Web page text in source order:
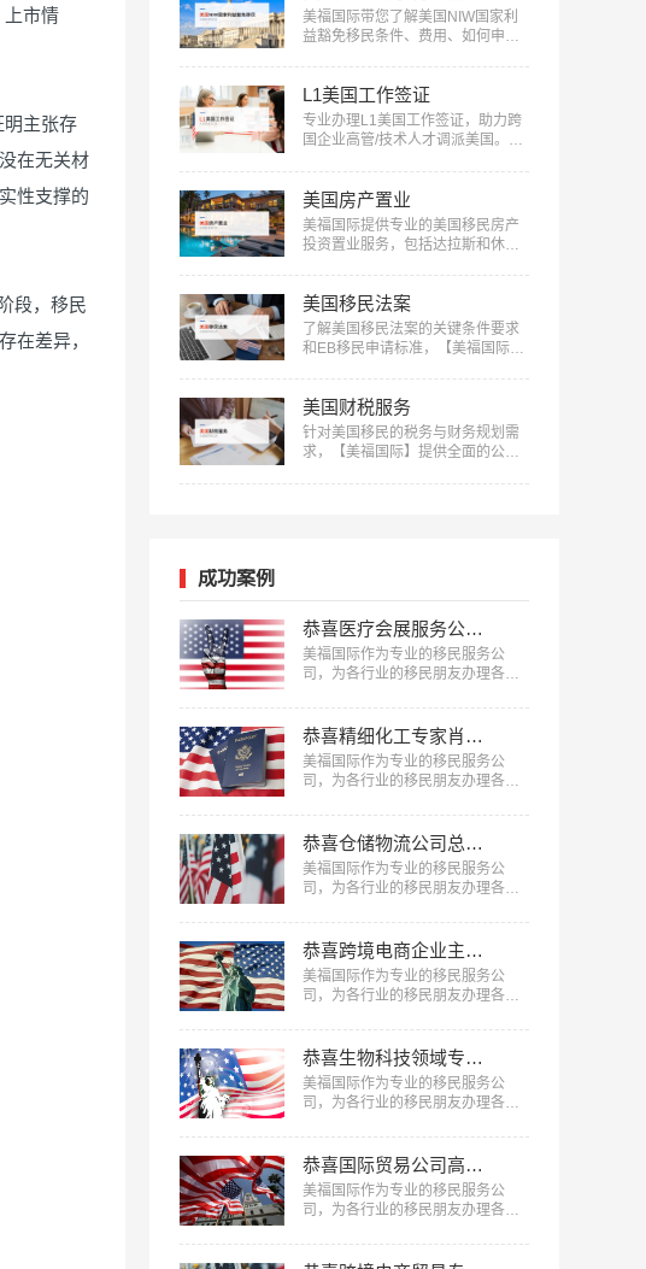
上市情
主张存
在无关材
性支撑的
段，移民
在差异，
美福国际带您了解美国NIW国家利
益豁免移民条件、费用、如何申请
L1美国工作签证
专业办理L1美国工作签证，助力跨
国企业高管/技术人才调派美国。美
等。立即咨询：400-001-0063，开
启您的跨国职业之旅！…
美国房产置业
美福国际提供专业的美国移民房产
投资置业服务，包括达拉斯和休斯
产增值：400-001-0063…
美国移民法案
了解美国移民法案的关键条件要求
和EB移民申请标准，【美福国际】
美国财税服务
针对美国移民的税务与财务规划需
求，【美福国际】提供全面的公司
成功案例
恭喜医疗会展服务公司企业主蔡先生获批美国L1签证！
美福国际作为专业的移民服务公
司，为各行业的移民朋友办理各种
下面就为大家分享医疗会展服务公
司企业主蔡先生获批美国L1签证成
功案例。…
恭喜精细化工专家肖先生获批美国EB-1A移民！
美福国际作为专业的移民服务公
司，为各行业的移民朋友办理各种
为大家分享精细化工专家肖先生获
批美国EB-1A移民成功案例。…
恭喜仓储物流公司总监陈先生获批美国L1签证！
美福国际作为专业的移民服务公
司，为各行业的移民朋友办理各种
下面就为大家分享仓储物流公司总
监陈先生获批美国L1签证成功案
例。…
恭喜跨境电商企业主郑女士获批美国L1签证！
美福国际作为专业的移民服务公
司，为各行业的移民朋友办理各种
下面就为大家分享跨境电商企业主
郑女士获批美国L1签证成功案例。
…
恭喜生物科技领域专家孟先生获批美国EB-1A移民！
美福国际作为专业的移民服务公
司，为各行业的移民朋友办理各种
为大家分享生物科技领域专家孟先
生获批美国EB-1A移民成功案例。
…
恭喜国际贸易公司高管郑先生获批美国L1签证！
美福国际作为专业的移民服务公
司，为各行业的移民朋友办理各种
下面就为大家分享国际贸易公司高